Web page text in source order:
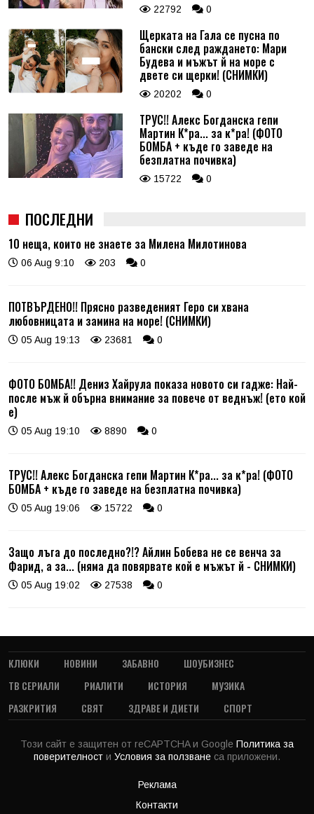
22792 0
Щерката на Гала се пусна по
бански след раждането: Мари
Будева и мъжът й на море с
двете си щерки! (СНИМКИ)
20202 0
ТРУС!! Алекс Богданска гепи
Мартин К*ра... за к*ра! (ФОТО
БОМБА + къде го заведе на
безплатна почивка)
15722 0
ПОСЛЕДНИ
10 неща, които не знаете за Милена Милотинова
06 Aug 9:10 203 0
ПОТВЪРДЕНО!! Прясно разведеният Геро си хвана
любовницата и замина на море! (СНИМКИ)
05 Aug 19:13 23681 0
ФОТО БОМБА!! Дениз Хайрула показа новото си гадже: Най-
после мъж й обърна внимание за повече от веднъж! (ето кой
е)
05 Aug 19:10 8890 0
ТРУС!! Алекс Богданска гепи Мартин К*ра... за к*ра! (ФОТО
БОМБА + къде го заведе на безплатна почивка)
05 Aug 19:06 15722 0
Защо лъга до последно?!? Айлин Бобева не се венча за
Фарид, а за... (няма да повярвате кой е мъжът й - СНИМКИ)
05 Aug 19:02 27538 0
КЛЮКИ НОВИНИ ЗАБАВНО
ШОУБИЗНЕС
ТВ СЕРИАЛИ
РИАЛИТИ ИСТОРИЯ
МУЗИКА
РАЗКРИТИЯ
СВЯТ ЗДРАВЕ И ДИЕТИ СПОРТ
Този сайт е защитен от reCAPTCHA и Google Политика за
поверителност и Условия за ползване са приложени.
Реклама
Контакти